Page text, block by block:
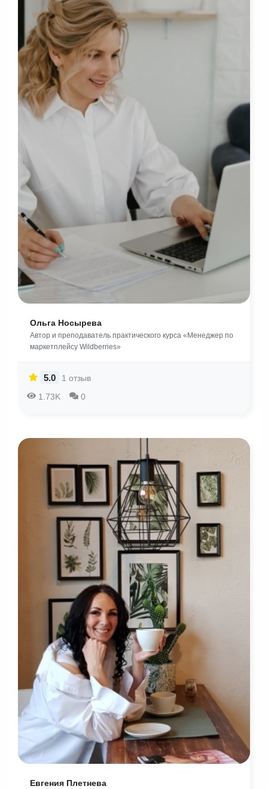
Ольга Носырева
Автор и преподаватель практического курса «Менеджер по
маркетплейсу Wildberries»
1.73K 0
5.0 1 отзыв
Евгения Плетнева